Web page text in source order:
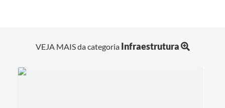
VEJA MAIS da categoria Infraestrutura